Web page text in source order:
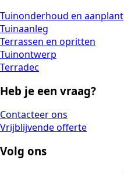
Tuinonderhoud en aanplant
Tuinaanleg
Terrassen en opritten
Tuinontwerp
Terradec
Heb je een vraag?
Contacteer ons
Vrijblijvende offerte
Volg ons